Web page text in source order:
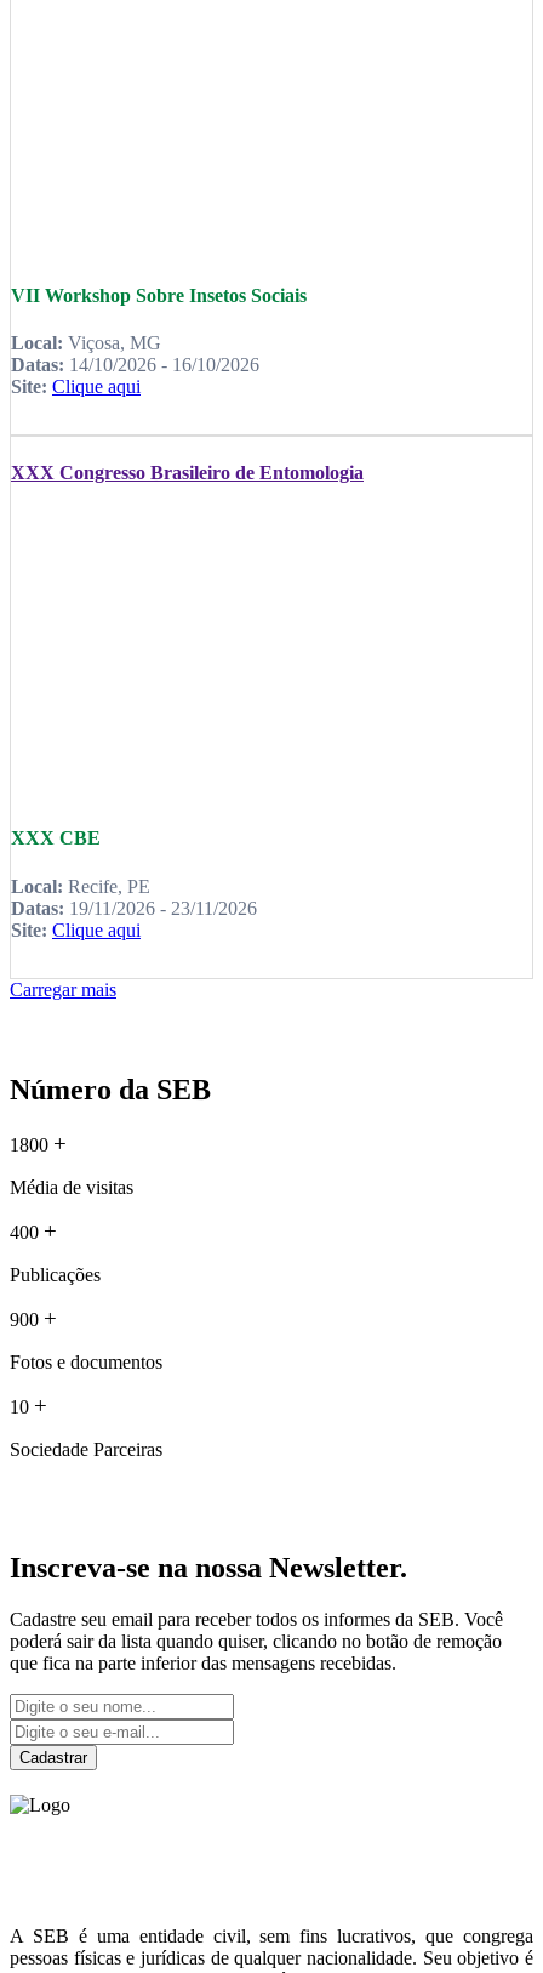
VII Workshop Sobre Insetos Sociais
Local: Viçosa, MG
Datas: 14/10/2026 - 16/10/2026
Site: Clique aqui
XXX Congresso Brasileiro de Entomologia
XXX CBE
Local: Recife, PE
Datas: 19/11/2026 - 23/11/2026
Site: Clique aqui
Carregar mais
Número da SEB
1800 +
Média de visitas
400 +
Publicações
900 +
Fotos e documentos
10 +
Sociedade Parceiras
Inscreva-se na nossa Newsletter.
Cadastre seu email para receber todos os informes da SEB. Você
poderá sair da lista quando quiser, clicando no botão de remoção
que fica na parte inferior das mensagens recebidas.
Cadastrar
A SEB é uma entidade civil, sem fins lucrativos, que congrega
pessoas físicas e jurídicas de qualquer nacionalidade. Seu objetivo é